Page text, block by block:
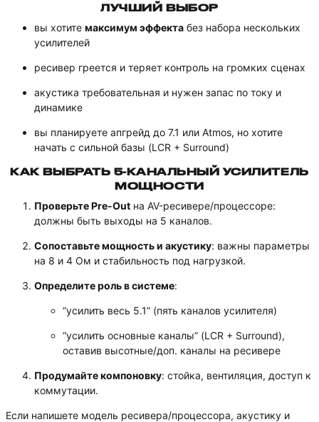
ЛУЧШИЙ ВЫБОР
вы хотите максимум эффекта без набора нескольких
усилителей
ресивер греется и теряет контроль на громких сценах
акустика требовательная и нужен запас по току и
динамике
вы планируете апгрейд до 7.1 или Atmos, но хотите
начать с сильной базы (LCR + Surround)
КАК ВЫБРАТЬ 5-КАНАЛЬНЫЙ УСИЛИТЕЛЬ
МОЩНОСТИ
Проверьте Pre-Out на AV-ресивере/процессоре:
должны быть выходы на 5 каналов.
Сопоставьте мощность и акустику: важны параметры
на 8 и 4 Ом и стабильность под нагрузкой.
Определите роль в системе:
“усилить весь 5.1” (пять каналов усилителя)
“усилить основные каналы” (LCR + Surround),
оставив высотные/доп. каналы на ресивере
Продумайте компоновку: стойка, вентиляция, доступ к
коммутации.
Если напишете модель ресивера/процессора, акустику и